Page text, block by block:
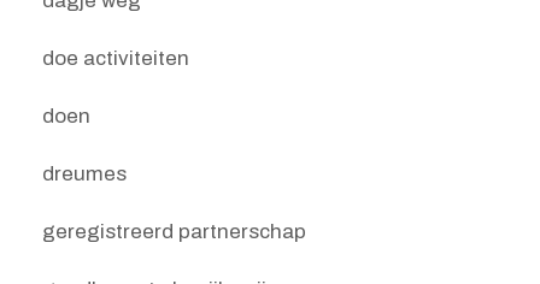
doe activiteiten
doen
dreumes
geregistreerd partnerschap